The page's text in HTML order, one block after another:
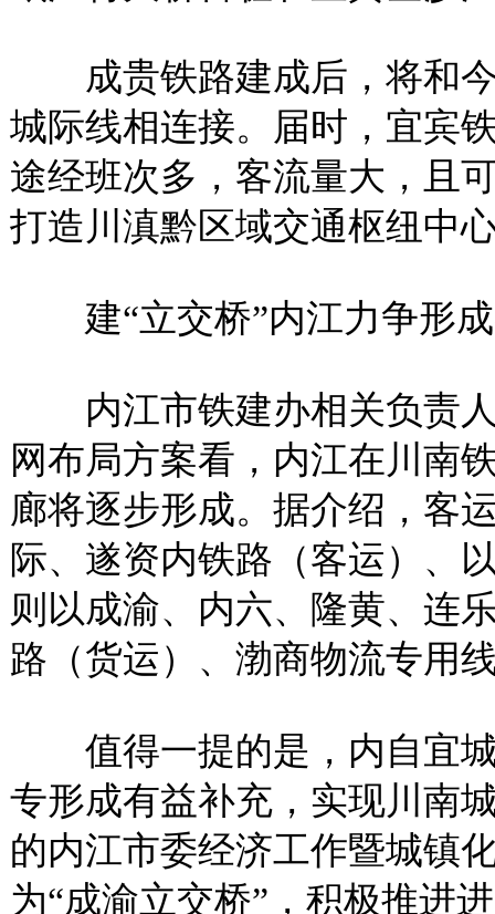
成贵铁路建成后，将和
城际线相连接。届时，宜宾
途经班次多，客流量大，且
打造川滇黔区域交通枢纽中
建“立交桥”内江力争形成
内江市铁建办相关负责人
网布局方案看，内江在川南
廊将逐步形成。据介绍，客
际、遂资内铁路（客运）、
则以成渝、内六、隆黄、连
路（货运）、渤商物流专用
值得一提的是，内自宜城
专形成有益补充，实现川南
的内江市委经济工作暨城镇
为“成渝立交桥”，积极推进